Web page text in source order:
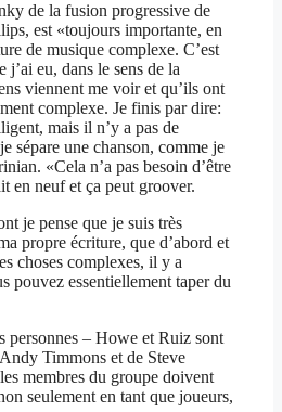
de la fusion progressive de
est «toujours importante, en
de musique complexe. C’est
eu, dans le sens de la
viennent me voir et qu’ils ont
complexe. Je finis par dire:
mais il n’y a pas de
sépare une chanson, comme je
«Cela n’a pas besoin d’être
en neuf et ça peut groover.
je pense que je suis très
propre écriture, que d’abord et
choses complexes, il y a
pouvez essentiellement taper du
personnes – Howe et Ruiz sont
Timmons et de Steve
membres du groupe doivent
seulement en tant que joueurs,